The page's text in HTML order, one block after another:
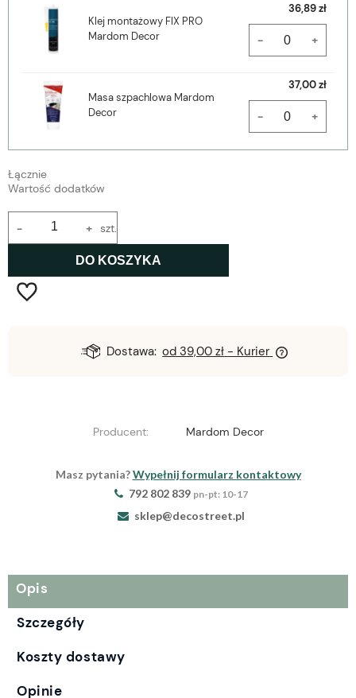
Klej montażowy FIX PRO
Mardom Decor
36,89 zł
- +
Masa szpachlowa Mardom
Decor
37,00 zł
- +
Łącznie
Wartość dodatków
+
- szt.
DO KOSZYKA
Dostawa: od 39,00 zł - Kurier
Producent: Mardom Decor
Masz pytania?Wypełnij formularz kontaktowy
792 802 839 pn-pt: 10-17
sklep@decostreet.pl
Opis
Szczegóły
Koszty dostawy
Opinie